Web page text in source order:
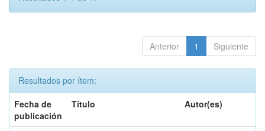
Anterior 1 Siguiente
Resultados por ítem:
Fecha de
publicación
Título Autor(es)